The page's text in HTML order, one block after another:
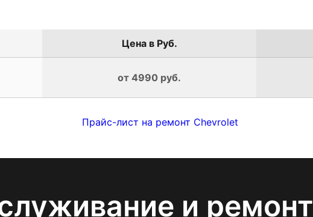
Цена в Руб.
от 4990 руб.
Прайс-лист на ремонт Chevrolet
и ремонт